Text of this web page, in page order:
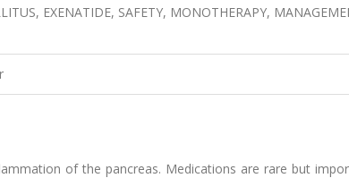
EXENATIDE, SAFETY, MONOTHERAPY,
of the pancreas. Medications are rare but